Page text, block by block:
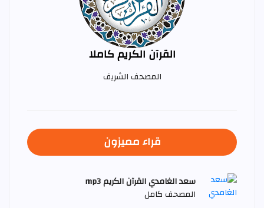
القرآن الكريم كاملا
المصحف الشريف
قراء مميزون
سعد الغامدي القرآن الكريم mp3
المصحف كامل